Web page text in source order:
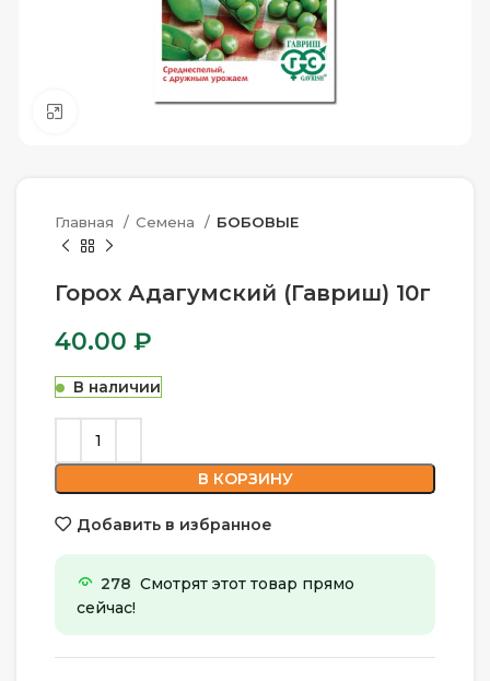
Главная Семена БОБОВЫЕ
Горох Адагумский (Гавриш) 10г
40.00 ₽
В наличии
В КОРЗИНУ
Добавить в избранное
278 Смотрят этот товар прямо
сейчас!